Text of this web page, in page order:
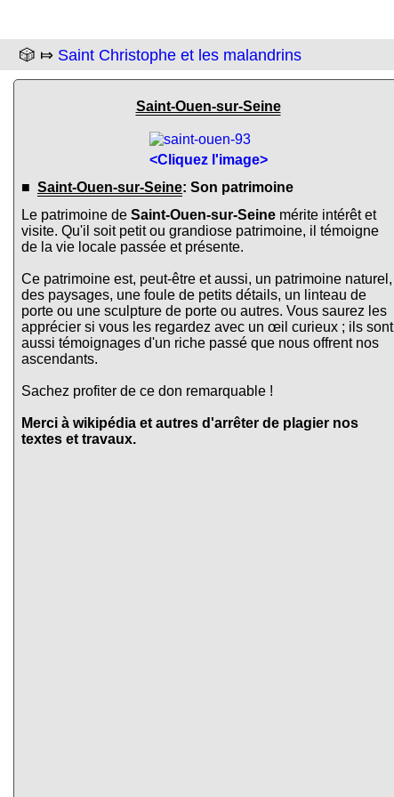
🎲 ⤇ Saint Christophe et les malandrins
Saint-Ouen-sur-Seine
<Cliquez l'image>
■ Saint-Ouen-sur-Seine: Son patrimoine
Le patrimoine de Saint-Ouen-sur-Seine mérite intérêt et
visite. Qu'il soit petit ou grandiose patrimoine, il témoigne
de la vie locale passée et présente.
Ce patrimoine est, peut-être et aussi, un patrimoine naturel,
des paysages, une foule de petits détails, un linteau de
porte ou une sculpture de porte ou autres. Vous saurez les
apprécier si vous les regardez avec un œil curieux ; ils sont
aussi témoignages d'un riche passé que nous offrent nos
ascendants.
Sachez profiter de ce don remarquable !
Merci à wikipédia et autres d'arrêter de plagier nos
textes et travaux.